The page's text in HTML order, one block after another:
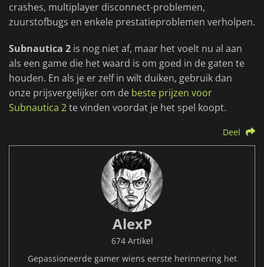
crashes, multiplayer disconnect-problemen,
zuurstofbugs en enkele prestatieproblemen verholpen.
Subnautica 2 is nog niet af, maar het voelt nu al aan
als een game die het waard is om goed in de gaten te
houden. En als je er zelf in wilt duiken, gebruik dan
onze prijsvergelijker om de beste prijzen voor
Subnautica 2te vinden voordat je het spel koopt.
Deel
AlexP
674 Artikel
Gepassioneerde gamer wiens eerste herinnering het